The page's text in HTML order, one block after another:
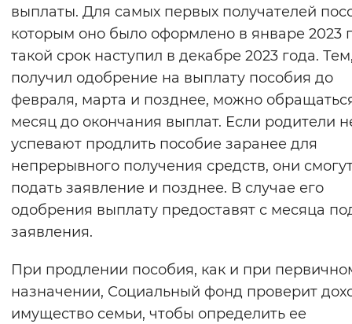
Изображения
Включены Выключены
Звуковой ассистент
Воспроизвести Остановить
Вернуть стандартные настройки
выплаты. Для самых первых получателей
которым оно было оформлено в январе 2023
такой срок наступил в декабре 2023 года.
получил одобрение на выплату пособия до
февраля, марта и позднее, можно
месяц до окончания выплат. Если родители
успевают продлить пособие заранее для
непрерывного получения средств, они
подать заявление и позднее. В случае его
одобрения выплату предоставят с месяца
заявления.
При продлении пособия, как и при
назначении, Социальный фонд проверит
имущество семьи, чтобы определить ее